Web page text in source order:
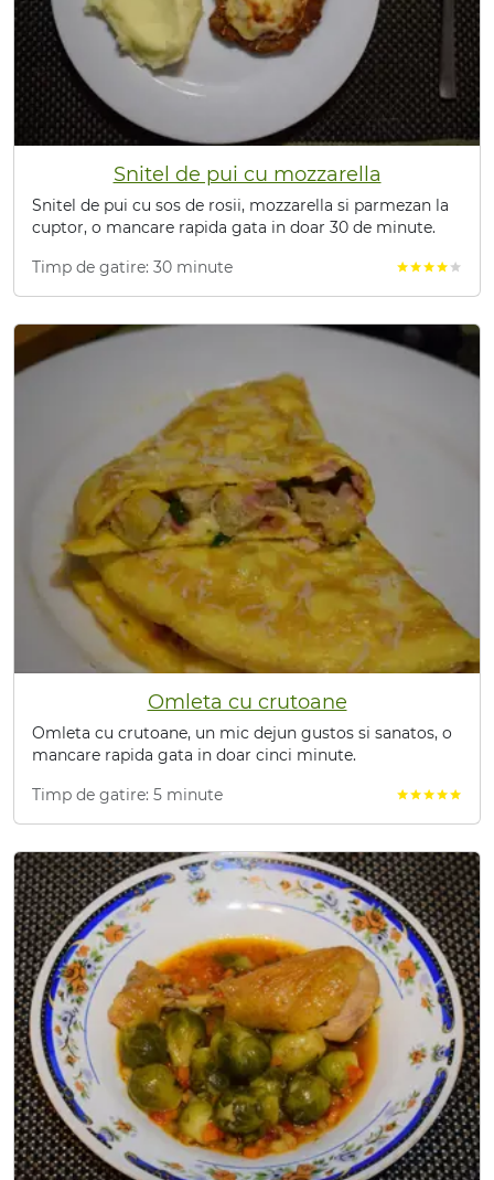
Snitel de pui cu mozzarella
Snitel de pui cu sos de rosii, mozzarella si parmezan la
cuptor, o mancare rapida gata in doar 30 de minute.
Timp de gatire: 30 minute
starstarstarstar star
Omleta cu crutoane
Omleta cu crutoane, un mic dejun gustos si sanatos, o
mancare rapida gata in doar cinci minute.
Timp de gatire: 5 minute
starstarstarstarstar